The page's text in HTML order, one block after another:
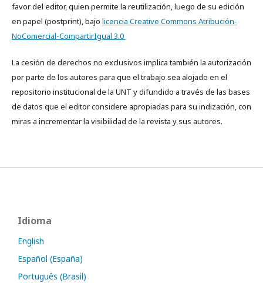
favor del editor, quien permite la reutilización, luego de su edición
en papel (postprint), bajo licencia Creative Commons Atribución-
NoComercial-CompartirIgual 3.0
La cesión de derechos no exclusivos implica también la autorización
por parte de los autores para que el trabajo sea alojado en el
repositorio institucional de la UNT y difundido a través de las bases
de datos que el editor considere apropiadas para su indización, con
miras a incrementar la visibilidad de la revista y sus autores.
Idioma
English
Español (España)
Português (Brasil)